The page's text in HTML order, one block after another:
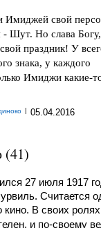
Имиджей свой
- Шут. Но слава
праздник! У
знака, у каждого
Имиджи какие-
| 05.04.2016
(41)
27 июля 1917
Считается
В своих
и по-своему